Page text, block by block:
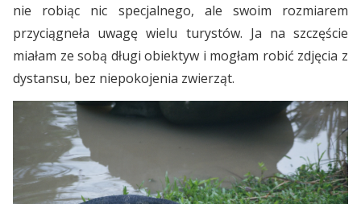
nie robiąc nic specjalnego, ale swoim rozmiarem
przyciągneła uwagę wielu turystów. Ja na szczęście
miałam ze sobą długi obiektyw i mogłam robić zdjęcia z
dystansu, bez niepokojenia zwierząt.